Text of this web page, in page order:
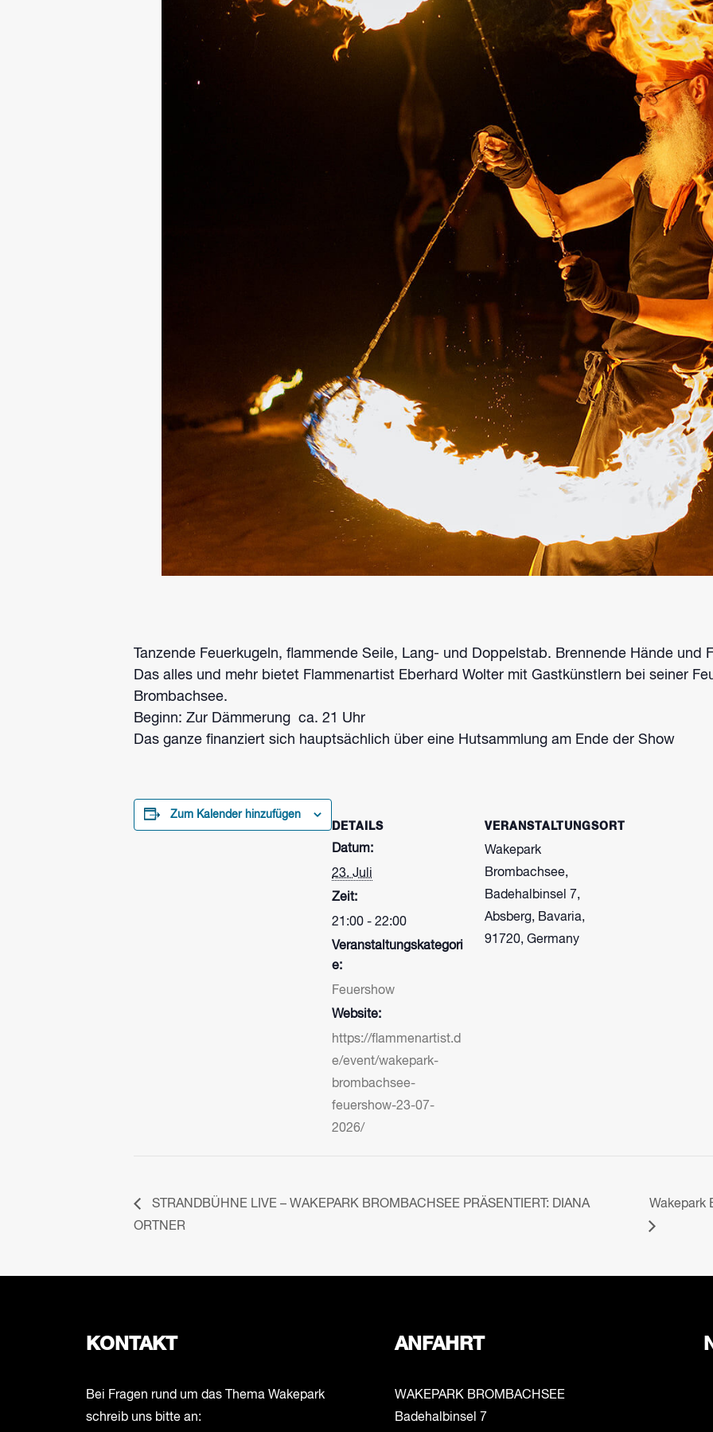
Tanzende Feuerkugeln, flammende Seile, Lang- und Doppelstab. Brennende Hände und
Das alles und mehr bietet Flammenartist Eberhard Wolter mit Gastkünstlern bei seiner
Brombachsee.
Beginn: Zur Dämmerung ca. 21 Uhr
Das ganze finanziert sich hauptsächlich über eine Hutsammlung am Ende der Show
Zum Kalender hinzufügen
DETAILS
Datum:
23. Juli
Zeit:
21:00 - 22:00
Veranstaltungskategori
e:
Feuershow
Website:
https://flammenartist.d
e/event/wakepark-
brombachsee-
feuershow-23-07-
2026/
VERANSTALTUNGSORT
Wakepark
Brombachsee,
Badehalbinsel 7,
Absberg, Bavaria,
91720, Germany
STRANDBÜHNE LIVE – WAKEPARK BROMBACHSEE PRÄSENTIERT: DIANA
ORTNER
Wakepark
KONTAKT
Bei Fragen rund um das Thema Wakepark
schreib uns bitte an:
ANFAHRT
WAKEPARK BROMBACHSEE
Badehalbinsel 7